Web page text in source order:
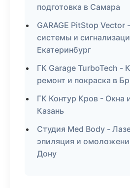
подготовка в Самара
GARAGE PitStop
системы и
Екатеринбург
ГК Garage TurboTech -
ремонт и покраска в
ГК Контур Кров - Окна
Казань
Студия Med Body -
эпиляция и
Дону